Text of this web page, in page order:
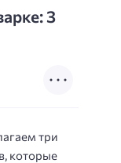
3
три
которые